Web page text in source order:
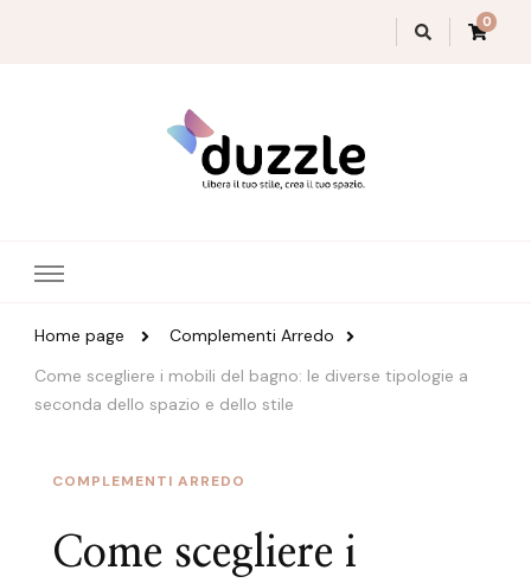
0
Home page
Complementi Arredo
Come scegliere i mobili del bagno: le diverse tipologie a
seconda dello spazio e dello stile
COMPLEMENTI ARREDO
Come scegliere i